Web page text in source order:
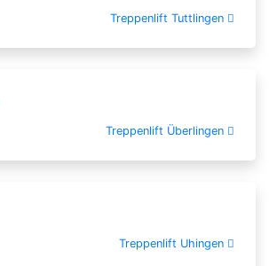
Treppenlift Tuttlingen
Treppenlift Überlingen
Treppenlift Uhingen